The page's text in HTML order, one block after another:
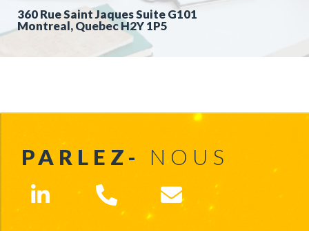
360 Rue Saint Jaques Suite G101
Montreal, Quebec H2Y 1P5
PARLEZ- NOUS